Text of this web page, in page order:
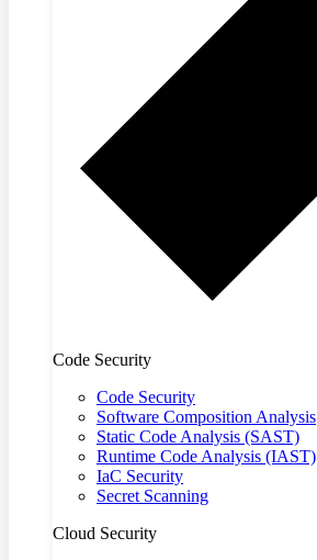
Code Security
Code Security
Software Composition Analysis
Static Code Analysis (SAST)
Runtime Code Analysis (IAST)
IaC Security
Secret Scanning
Cloud Security